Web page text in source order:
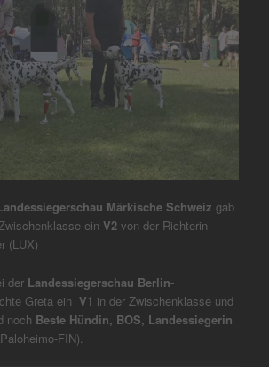
Märkische Schweiz gab
einV2von der Richterin
(LUX)
der Landessiegerschau Berlin-
Greta einV1 in der Zwischenklasse und
noch Beste Hündin, BOS, Landessiegerin
FIN).